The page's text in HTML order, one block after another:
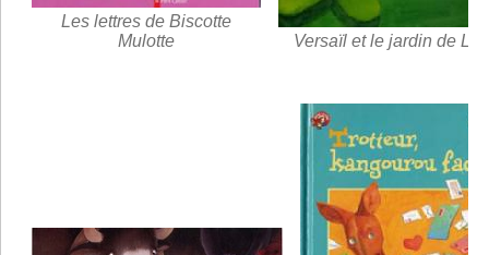
Les lettres de Biscotte
Mulotte
Versaïl et le jardin de